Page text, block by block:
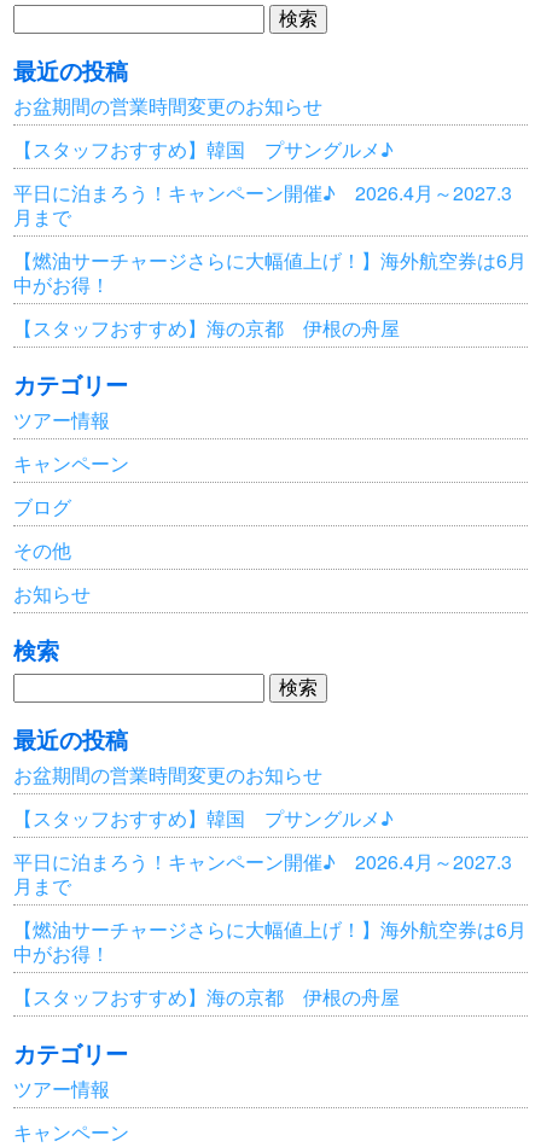
検
索:
最近の投稿
お盆期間の営業時間変更のお知らせ
【スタッフおすすめ】韓国 プサングルメ♪
平日に泊まろう！キャンペーン開催♪ 2026.4月～2027.3
月まで
【燃油サーチャージさらに大幅値上げ！】海外航空券は6月
中がお得！
【スタッフおすすめ】海の京都 伊根の舟屋
カテゴリー
ツアー情報
キャンペーン
ブログ
その他
お知らせ
検索
検
索:
最近の投稿
お盆期間の営業時間変更のお知らせ
【スタッフおすすめ】韓国 プサングルメ♪
平日に泊まろう！キャンペーン開催♪ 2026.4月～2027.3
月まで
【燃油サーチャージさらに大幅値上げ！】海外航空券は6月
中がお得！
【スタッフおすすめ】海の京都 伊根の舟屋
カテゴリー
ツアー情報
キャンペーン